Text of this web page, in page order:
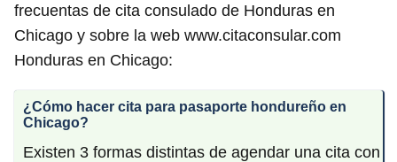
frecuentas de cita consulado de Honduras en
Chicago y sobre la web www.citaconsular.com
Honduras en Chicago:
¿Cómo hacer cita para pasaporte hondureño en
Chicago?
Existen 3 formas distintas de agendar una cita con